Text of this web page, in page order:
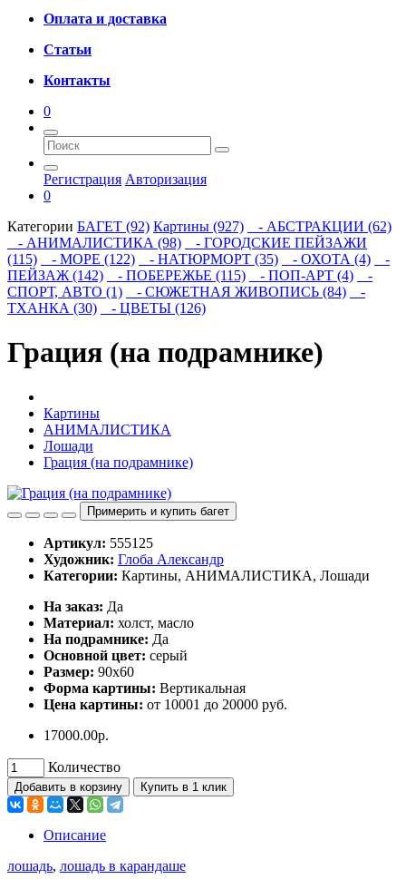
Оплата и доставка
Статьи
Контакты
0
Регистрация Авторизация
0
Категории БАГЕТ (92) Картины (927)
- АБСТРАКЦИИ (62)
- АНИМАЛИСТИКА (98)
- ГОРОДСКИЕ ПЕЙЗАЖИ
(115)
- МОРЕ (122) - НАТЮРМОРТ (35) - ОХОТА (4)
-
ПЕЙЗАЖ (142)
- ПОБЕРЕЖЬЕ (115) - ПОП-АРТ (4)
-
СПОРТ, АВТО (1)
- СЮЖЕТНАЯ ЖИВОПИСЬ (84)
-
ТХАНКА (30)
- ЦВЕТЫ (126)
Грация (на подрамнике)
Картины
АНИМАЛИСТИКА
Лошади
Грация (на подрамнике)
Примерить и купить багет
Артикул: 555125
Художник: Глоба Александр
Категории: Картины, АНИМАЛИСТИКА, Лошади
Ha заказ: Дa
Материал: холст, масло
На подрамнике: Да
Основной цвет: серый
Размер: 90х60
Форма картины: Вертикальная
Цена картины: от 10001 до 20000 руб.
17000.00р.
Количество
Добавить в корзину Купить в 1 клик
Описание
лошадь, лошадь в карандаше